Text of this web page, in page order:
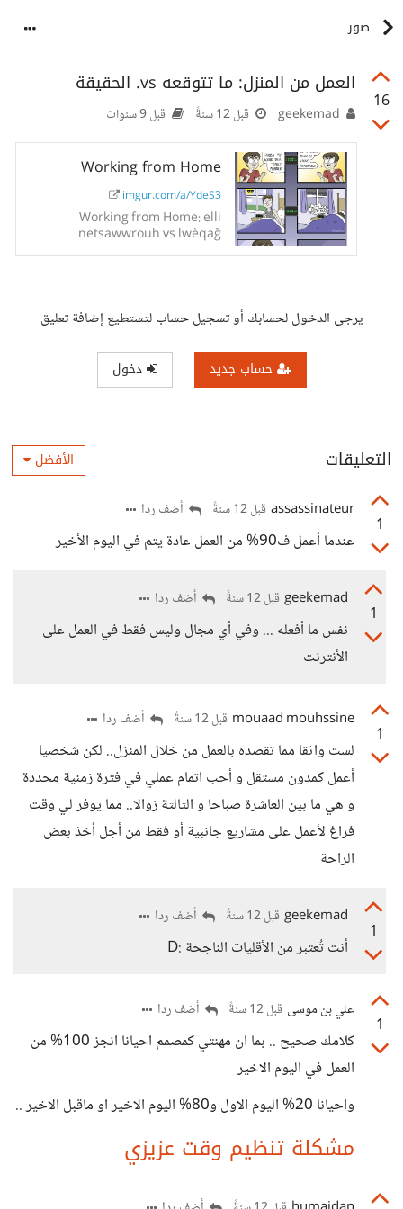
صور
16
العمل من المنزل: ما تتوقعه vs. الحقيقة
قبل 12 سنةً قبل 9 سنوات
Working from Home
imgur.com/a/YdeS3
Working from Home: elli
netsawwrouh vs lwèqağ
يرجى الدخول لحسابك أو تسجيل حساب لتستطيع إضافة تعليق
حساب جديد دخول
التعليقات الأفضل
1
assassinateur قبل 12 سنةً أضف ردا
عندما أعمل ف90% من العمل عادة يتم في اليوم الأخير
1
geekemad قبل 12 سنةً أضف ردا
نفس ما أفعله ... وفي أي مجال وليس فقط في العمل على
الأنترنت
1
mouaad mouhssine قبل 12 سنةً أضف ردا
لست واثقا مما تقصده بالعمل من خلال المنزل.. لكن شخصيا
أعمل كمدون مستقل و أحب اتمام عملي في فترة زمنية محددة
و هي ما بين العاشرة صباحا و الثالثة زوالا.. مما يوفر لي وقت
فراغ لأعمل على مشاريع جانبية أو فقط من أجل أخذ بعض
الراحة
1
geekemad قبل 12 سنةً أضف ردا
أنت تُعتبر من الأقليات الناجحة :D
1
علي بن موسى قبل 12 سنةً أضف ردا
كلامك صحيح .. بما ان مهنتي كمصمم احيانا انجز 100% من
العمل في اليوم الاخير
واحيانا 20% اليوم الاول و80% اليوم الاخير او ماقبل الاخير ..
مشكلة تنظيم وقت عزيزي